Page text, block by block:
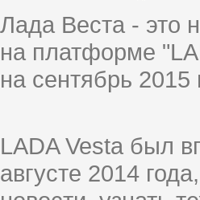
Лада Веста - это
на платформе
на сентябрь
LADA Vesta был
августе 2014